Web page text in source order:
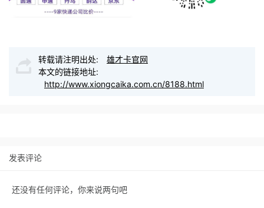
转载请注明出处:
雄才卡官网
本文的链接地址:
http://www.xiongcaika.com.cn/8188.html
发表评论
还没有任何评论，你来说两句吧